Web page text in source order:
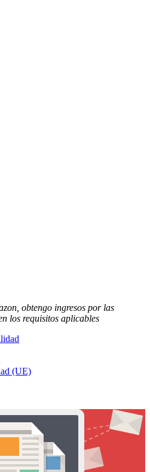
obtengo ingresos por las
los requisitos aplicables
(UE)